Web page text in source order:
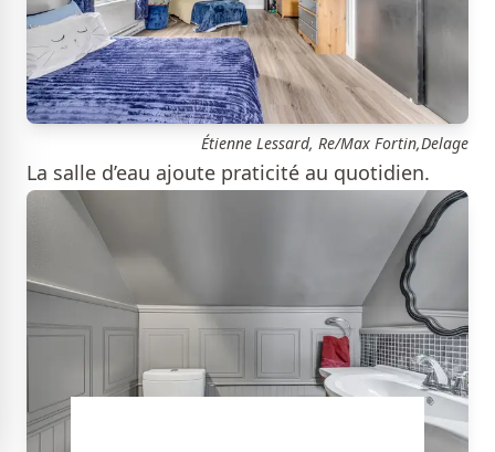
Étienne Lessard, Re/Max Fortin,Delage
La salle d’eau ajoute praticité au quotidien.